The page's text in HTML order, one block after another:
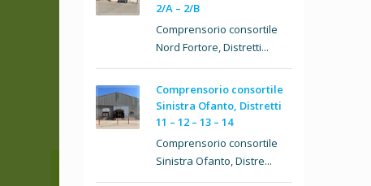
2/A – 2/B
Comprensorio consortile
Nord Fortore, Distretti...
Comprensorio consortile
Sinistra Ofanto, Distretti
11 – 12 – 13 – 14
Comprensorio consortile
Sinistra Ofanto, Distre...